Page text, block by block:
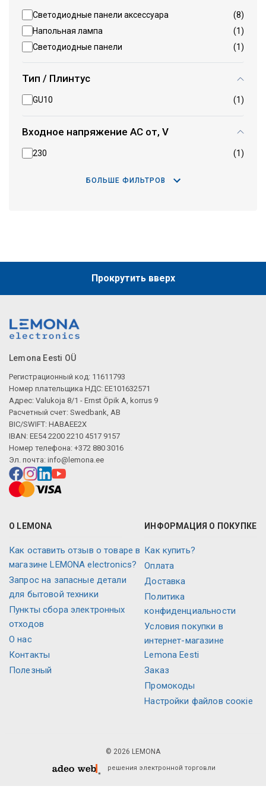
Светодиодные панели аксессуара
(8)
Напольная лампа
(1)
Светодиодные панели
(1)
Тип / Плинтус
GU10 (1)
Входное напряжение AC от, V
230 (1)
БОЛЬШЕ ФИЛЬТРОВ
Прокрутить вверх
Lemona Eesti OÜ
Регистрационный код: 11611793
Номер плательщика НДС: EE101632571
Адрес: Valukoja 8/1 - Ernst Öpik A, korrus 9
Расчетный счет: Swedbank, AB
BIC/SWIFT: HABAEE2X
IBAN: EE54 2200 2210 4517 9157
Номер телефона: +372 880 3016
Эл. почта: info@lemona.ee
О LEMONA
Как оставить отзыв о товаре в
магазине LEMONA electronics?
Запрос на запасные детали
для бытовой техники
Пункты сбора электронных
отходов
О нас
Контакты
Полезный
ИНФОРМАЦИЯ О ПОКУПКЕ
Как купить?
Оплата
Доставка
Политика
конфиденциальности
Условия покупки в
интернет-магазине
Lemona Eesti
Заказ
Промокоды
Настройки файлов соокіе
© 2026 LEMONA
решения электронной торговли